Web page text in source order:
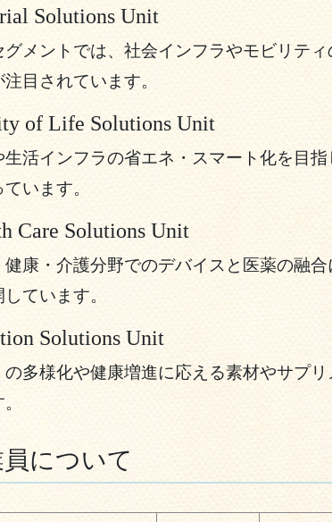
Solutions Unit
グメントでは、社会インフラやモビリテ
目されています。
of Life Solutions Unit
生活インフラの省エネ・スマート化を目
ています。
Care Solutions Unit
健康・介護分野でのデバイスと医薬の融
ています。
Solutions Unit
の多様化や健康増進に応える素材やサプ
について